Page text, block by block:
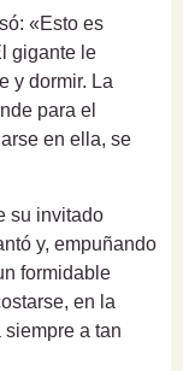
«Esto es
gigante le
y dormir. La
para el
en ella, se
su invitado
y, empuñando
formidable
en la
a tan